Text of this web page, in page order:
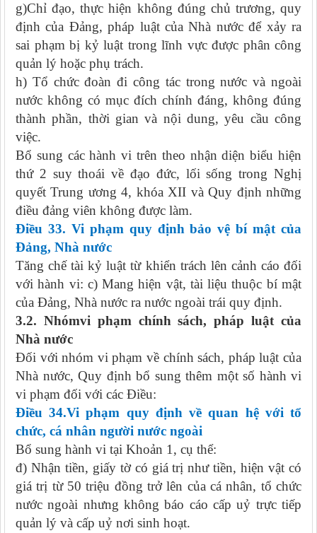
g)Chỉ đạo, thực hiện không đúng chủ trương, quy
định của Đảng, pháp luật của Nhà nước để xảy ra
sai phạm bị kỷ luật trong lĩnh vực được phân công
quản lý hoặc phụ trách.
h) Tổ chức đoàn đi công tác trong nước và ngoài
nước không có mục đích chính đáng, không đúng
thành phần, thời gian và nội dung, yêu cầu công
việc.
Bổ sung các hành vi trên theo nhận diện biểu hiện
thứ 2 suy thoái về đạo đức, lối sống trong Nghị
quyết Trung ương 4, khóa XII và Quy định những
điều đảng viên không được làm.
Điều 33. Vi phạm quy định bảo vệ bí mật của
Đảng, Nhà nước
Tăng chế tài kỷ luật từ khiển trách lên cảnh cáo đối
với hành vi: c) Mang hiện vật, tài liệu thuộc bí mật
của Đảng, Nhà nước ra nước ngoài trái quy định.
3.2. Nhómvi phạm chính sách, pháp luật của
Nhà nước
Đối với nhóm vi phạm về chính sách, pháp luật của
Nhà nước, Quy định bổ sung thêm một số hành vi
vi phạm đối với các Điều:
Điều 34.Vi phạm quy định về quan hệ với tổ
chức, cá nhân người nước ngoài
Bổ sung hành vi tại Khoản 1, cụ thể:
đ) Nhận tiền, giấy tờ có giá trị như tiền, hiện vật có
giá trị từ 50 triệu đồng trở lên của cá nhân, tổ chức
nước ngoài nhưng không báo cáo cấp uỷ trực tiếp
quản lý và cấp uỷ nơi sinh hoạt.